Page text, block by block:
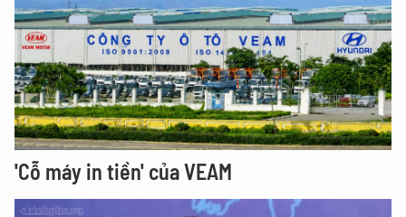
'Cỗ máy in tiền' của VEAM